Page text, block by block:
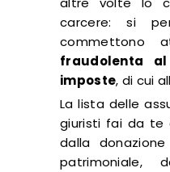
carcere: si
commettono
fraudolenta
imposte, di cui
La lista delle
giuristi fai da te
dalla
patrimoniale,